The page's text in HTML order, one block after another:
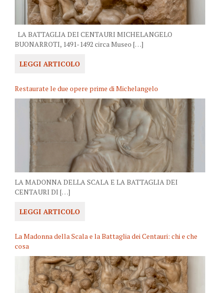
LA BATTAGLIA DEI CENTAURI MICHELANGELO
BUONARROTI, 1491-1492 circa Museo […]
LEGGI ARTICOLO
Restaurate le due opere prime di Michelangelo
LA MADONNA DELLA SCALA E LA BATTAGLIA DEI
CENTAURI DI […]
LEGGI ARTICOLO
La Madonna della Scala e la Battaglia dei Centauri: chi e che
cosa